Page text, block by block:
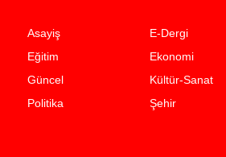
Asayiş
E-Dergi
Eğitim
Ekonomi
Güncel
Kültür-Sanat
Politika
Şehir